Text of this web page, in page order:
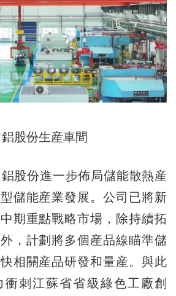
股份生産車間
份進一步佈局儲能散熱産
儲能産業發展。公司已將新
期重點戰略市場，除持續拓
，計劃將多個産品線瞄準儲
相關産品研發和量産。與此
衝刺江蘇省省級綠色工廠創